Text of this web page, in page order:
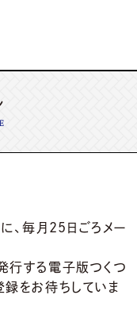
暮らす
、毎月25日ごろメー
行する電子版つくつ
をお待ちしていま